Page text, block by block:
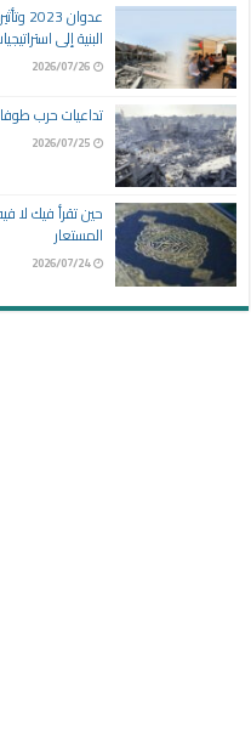
البنية إلى
2026/07/26
تداعيات حرب
2026/07/25
حين تقرأ فيك لا
المستعار
2026/07/24